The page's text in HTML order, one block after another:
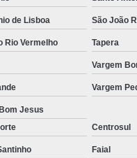
de plantas para evento Abraão
valor Costeira Pirajubaé
para evento valor Águas
para eventos valor Joaquina
de Lisboa São João
Rio Vermelho Tapera
Vargem
Vargem
Jesus
Centrosul
Faial